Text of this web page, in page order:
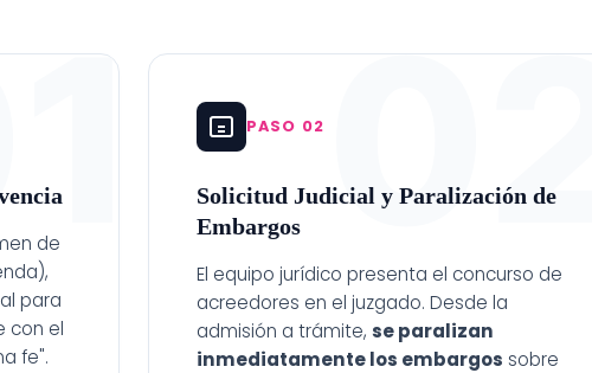
de
para
con el
fe".
PASO 02
Solicitud Judicial y Paralización de
Embargos
El equipo jurídico presenta el concurso de
acreedores en el juzgado. Desde la
admisión a trámite, se paralizan
inmediatamente los embargos sobre